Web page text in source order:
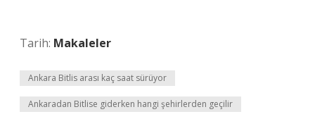
Tarih: Makaleler
Ankara Bitlis arası kaç saat sürüyor
Ankaradan Bitlise giderken hangi şehirlerden geçilir